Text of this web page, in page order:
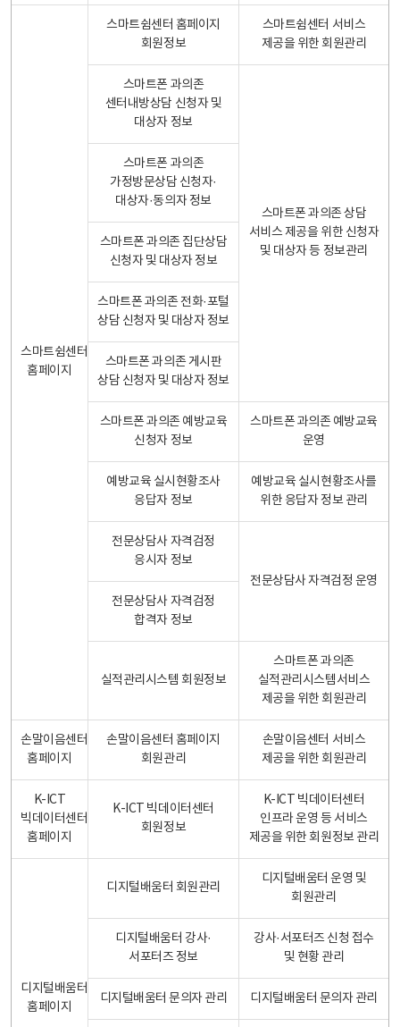
스마트쉼센터
홈페이지
스마트쉼센터 홈페이지
회원정보
스마트쉼센터 서비스
제공을 위한 회원관리
스마트폰 과의존
센터내방상담 신청자 및
대상자 정보
스마트폰 과의존 상담
서비스 제공을 위한 신청자
및 대상자 등 정보관리
스마트폰 과의존
가정방문상담 신청자·
대상자·동의자 정보
스마트폰 과의존 집단상담
신청자 및 대상자 정보
스마트폰 과의존 전화·포털
상담 신청자 및 대상자 정보
스마트폰 과의존 게시판
상담 신청자 및 대상자 정보
스마트폰 과의존 예방교육
신청자 정보
스마트폰 과의존 예방교육
운영
예방교육 실시현황조사
응답자 정보
예방교육 실시현황조사를
위한 응답자 정보 관리
전문상담사 자격검정
응시자 정보
전문상담사 자격검정 운영
전문상담사 자격검정
합격자 정보
실적관리시스템 회원정보
스마트폰 과의존
실적관리시스템서비스
제공을 위한 회원관리
손말이음센터
홈페이지
손말이음센터 홈페이지
회원관리
손말이음센터 서비스
제공을 위한 회원관리
K-ICT
빅데이터센터
홈페이지
K-ICT 빅데이터센터
회원정보
K-ICT 빅데이터센터
인프라 운영 등 서비스
제공을 위한 회원정보 관리
디지털배움터
홈페이지
디지털배움터 회원관리
디지털배움터 운영 및
회원관리
디지털배움터 강사·
서포터즈 정보
강사·서포터즈 신청 접수
및 현황 관리
디지털배움터 문의자 관리 디지털배움터 문의자 관리